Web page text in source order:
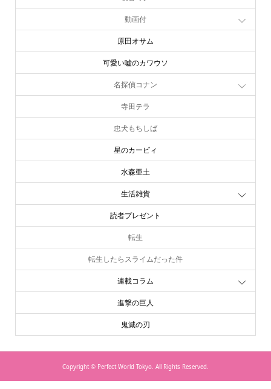
動画付
原田オサム
可愛い嘘のカワウソ
名探偵コナン
寺田テラ
忠犬もちしば
星のカービィ
水森亜土
生活雑貨
読者プレゼント
転生
転生したらスライムだった件
連載コラム
進撃の巨人
鬼滅の刃
Copyright © Perfect World Tokyo. All Rights Reserved.